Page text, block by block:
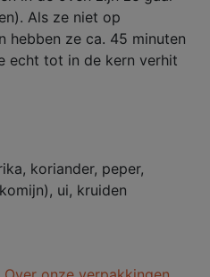
Als ze niet op
hebben ze ca. 45 minuten
echt tot in de kern verhit
koriander, peper,
ui, kruiden